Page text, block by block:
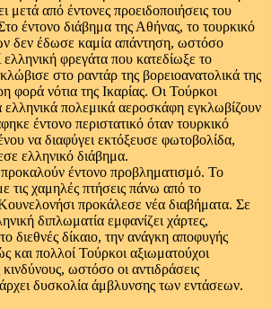
μετά από έντονες προειδοποιήσεις του
έντονο διάβημα της Αθήνας, το τουρκικό
δεν έδωσε καμία απάντηση, ωστόσο
ελληνική φρεγάτα που κατεδίωξε το
στο ραντάρ της βορειοανατολικά της
φορά νότια της Ικαρίας. Οι Τούρκοι
ελληνικά πολεμικά αεροσκάφη εγκλωβίζουν
έντονο περιστατικό όταν τουρκικό
να διαφύγει εκτόξευσε φωτοβολίδα,
ελληνικό διάβημα.
προκαλούν έντονο προβληματισμό. Το
τις χαμηλές πτήσεις πάνω από το
προκάλεσε νέα διαβήματα. Σε
διπλωματία εμφανίζει χάρτες,
διεθνές δίκαιο, την ανάγκη αποφυγής
και πολλοί Τούρκοι αξιωματούχοι
κινδύνους, ωστόσο οι αντιδράσεις
δυσκολία άμβλυνσης των εντάσεων.